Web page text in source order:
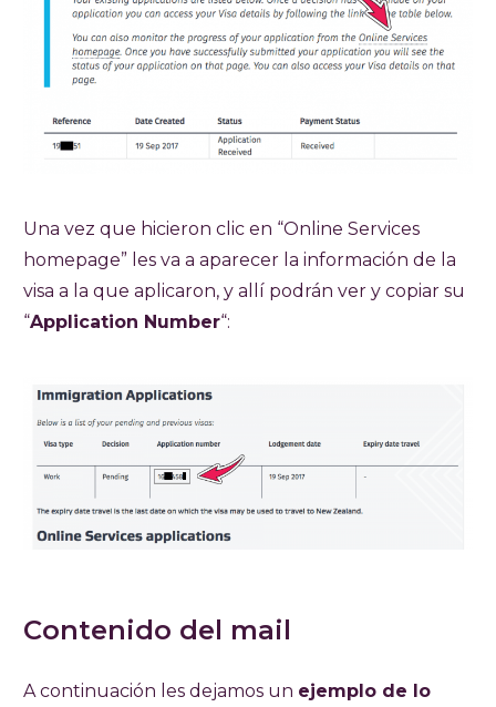
Una vez que hicieron clic en “Online Services
homepage” les va a aparecer la información de la
visa a la que aplicaron, y allí podrán ver y copiar su
“Application Number“:
Contenido del mail
A continuación les dejamos un ejemplo de lo